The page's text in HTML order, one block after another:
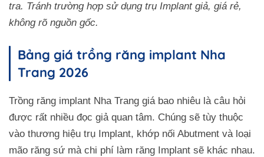
tra. Tránh trường hợp sử dụng trụ Implant giả, giá rẻ,
không rõ nguồn gốc.
Bảng giá trồng răng implant Nha
Trang 2026
Trồng răng implant Nha Trang giá bao nhiêu là câu hỏi
được rất nhiều đọc giả quan tâm. Chúng sẽ tùy thuộc
vào thương hiệu trụ Implant, khớp nối Abutment và loại
mão răng sứ mà chi phí làm răng Implant sẽ khác nhau.